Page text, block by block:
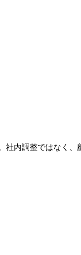
内調整ではなく